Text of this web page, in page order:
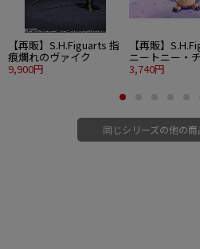
【再販】S.H.Figuarts 指
痕爛れのヴァイク
9,900円
【再販】
ニートニー・
-ドラム島-
3,740円
同じシリーズの他の